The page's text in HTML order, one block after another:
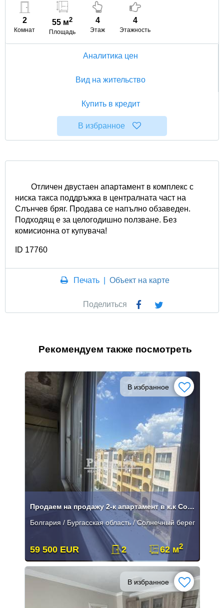
2
Комнат
55 м2
Площадь
4
Этаж
4
Этажность
Аналитика цен
Вид на жительство
Купить в кредит
В избранное
Отличен двустаен апартамент в комплекс с
ниска такса поддръжка в централната част на
Слънчев бряг. Продава се напълно обзаведен.
Подходящ е за целогодишно ползване. Без
комисионна от купувача!
ID 17760
Печать |Объект на карте
Поделиться
Рекомендуем также посмотреть
В избранное
Продаем на продажу 2-к апартамент в к.к Солнечный Берег
Болгария / Бургасская область / Солнечный берег
59 500 EUR 2 62 м2
В избранное